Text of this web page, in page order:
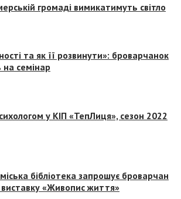
громаді вимикатимуть світло
та як її розвинути»: броварчанок
семінар
у КІП «ТепЛиця», сезон 2022
бібліотека запрошує броварчан
«Живопис життя»